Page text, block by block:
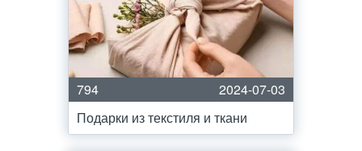
794
2024-07-03
Подарки из текстиля и ткани